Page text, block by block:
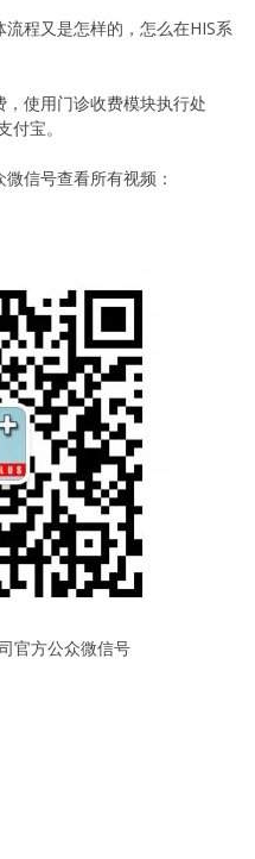
程又是怎样的，怎么在HIS系
使用门诊收费模块执行处
宝。
信号查看所有视频：
官方公众微信号